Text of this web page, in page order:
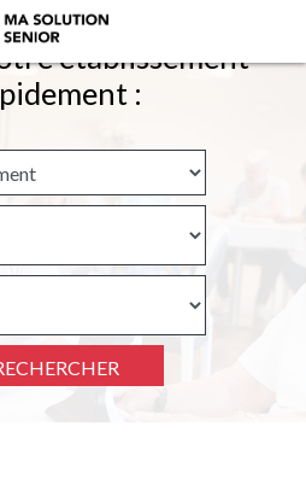
établissement
: